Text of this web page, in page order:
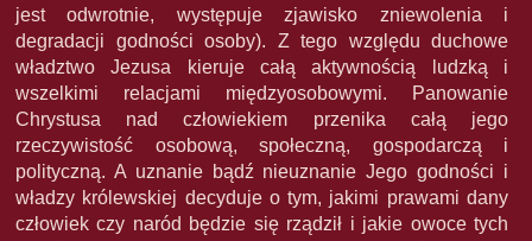
jest odwrotnie, występuje zjawisko zniewolenia i
degradacji godności osoby). Z tego względu duchowe
władztwo Jezusa kieruje całą aktywnością ludzką i
wszelkimi relacjami międzyosobowymi. Panowanie
Chrystusa nad człowiekiem przenika całą jego
rzeczywistość osobową, społeczną, gospodarczą i
polityczną. A uznanie bądź nieuznanie Jego godności i
władzy królewskiej decyduje o tym, jakimi prawami dany
człowiek czy naród będzie się rządził i jakie owoce tych